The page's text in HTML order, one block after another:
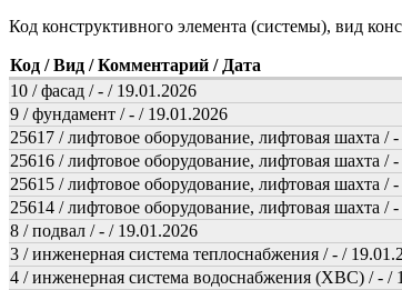
Код конструктивного элемента (системы), вид
Код / Вид / Комментарий / Дата
10 / фасад / - / 19.01.2026
9 / фундамент / - / 19.01.2026
25617 / лифтовое оборудование, лифтовая шахта /
25616 / лифтовое оборудование, лифтовая шахта /
25615 / лифтовое оборудование, лифтовая шахта /
25614 / лифтовое оборудование, лифтовая шахта /
8 / подвал / - / 19.01.2026
3 / инженерная система теплоснабжения / - /
4 / инженерная система водоснабжения (ХВС) / - /